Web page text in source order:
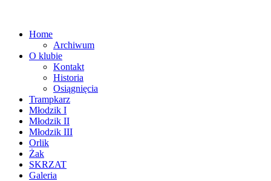
Home
Archiwum
O klubie
Kontakt
Historia
Osiągnięcia
Trampkarz
Młodzik I
Młodzik II
Młodzik III
Orlik
Żak
SKRZAT
Galeria